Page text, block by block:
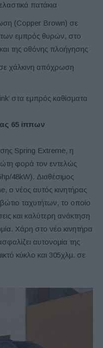
πατάκια
(Copper Brown) σε
εμπρός θυρών, στο
της οθόνης πλοήγησης
χάλκινη απόχρωση
στα εμπρός καθίσματα
65 ίππων
Spring Extreme, η
φορά τον εντελώς
48kW). Διαθέσιμος
ο νέος αυτός κινητήρας
ταχυτήτων, το οποίο
και καλύτερη ανάκτηση
Χάρη στο νέο κινητήρα
αυτονομία της
κύκλο και 305χλμ. σε